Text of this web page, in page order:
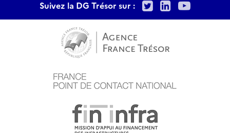
Suivez la DG Trésor sur :
TwitterLinkedIn